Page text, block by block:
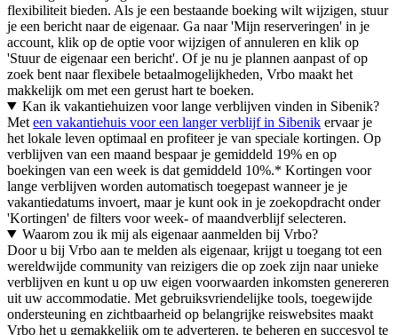
flexibiliteit bieden. Als je een bestaande boeking wilt wijzigen, stuur
je een bericht naar de eigenaar. Ga naar 'Mijn reserveringen' in je
account, klik op de optie voor wijzigen of annuleren en klik op
'Stuur de eigenaar een bericht'. Of je nu je plannen aanpast of op
zoek bent naar flexibele betaalmogelijkheden, Vrbo maakt het
makkelijk om met een gerust hart te boeken.
Kan ik vakantiehuizen voor lange verblijven vinden in Sibenik?
Met een vakantiehuis voor een langer verblijf in Sibenik ervaar je
het lokale leven optimaal en profiteer je van speciale kortingen. Op
verblijven van een maand bespaar je gemiddeld 19% en op
boekingen van een week is dat gemiddeld 10%.* Kortingen voor
lange verblijven worden automatisch toegepast wanneer je je
vakantiedatums invoert, maar je kunt ook in je zoekopdracht onder
'Kortingen' de filters voor week- of maandverblijf selecteren.
Waarom zou ik mij als eigenaar aanmelden bij Vrbo?
Door u bij Vrbo aan te melden als eigenaar, krijgt u toegang tot een
wereldwijde community van reizigers die op zoek zijn naar unieke
verblijven en kunt u op uw eigen voorwaarden inkomsten genereren
uit uw accommodatie. Met gebruiksvriendelijke tools, toegewijde
ondersteuning en zichtbaarheid op belangrijke reiswebsites maakt
Vrbo het u gemakkelijk om te adverteren, te beheren en succesvol te